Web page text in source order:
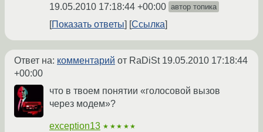
19.05.2010 17:18:44 +00:00 автор топика
Показать ответы Ссылка
Ответ на: комментарий от RaDiSt 19.05.2010 17:18:44
+00:00
что в твоем понятии «голосовой вызов
через модем»?
exception13 ★★★★★